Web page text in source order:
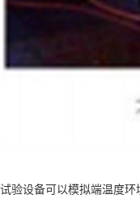
验设备可以模拟端温度环